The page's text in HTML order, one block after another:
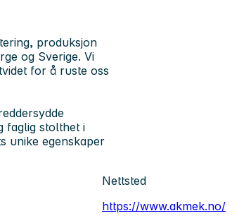
produksjon
og Sverige. Vi
for å ruste oss
faglig stolthet i
unike egenskaper
Nettsted
https://www.akmek.no/